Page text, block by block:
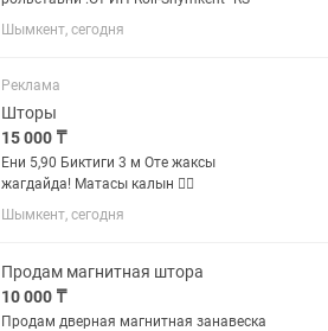
Шымкент, сегодня
Реклама
Шторы
15 000 ₸
Ени 5,90 Биктиги 3 м Оте жаксы
жагдайда! Матасы калын 👍🏻
Шымкент, сегодня
Продам магнитная штора
10 000 ₸
Продам дверная магнитная занавеска